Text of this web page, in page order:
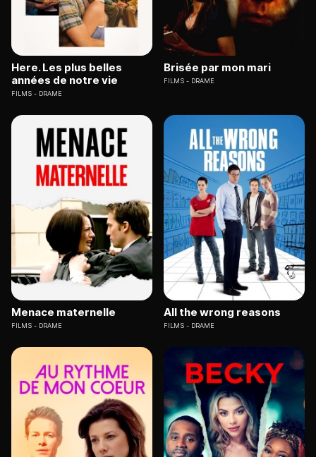
Here. Les plus belles
années de notre vie
FILMS DRAME
Brisée par mon mari
FILMS DRAME
Menace maternelle
FILMS DRAME
All the wrong reasons
FILMS DRAME